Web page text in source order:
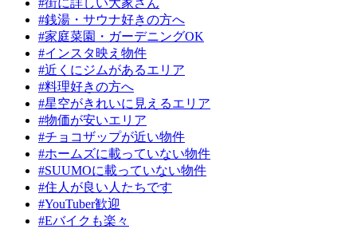
#街に詳しい大家さん
#銭湯・サウナ好きの方へ
#家庭菜園・ガーデニングOK
#インスタ映え物件
#近くにジムがあるエリア
#料理好きの方へ
#星空がきれいに見えるエリア
#物価が安いエリア
#チョコザップが近い物件
#ホームズに載っていない物件
#SUUMOに載っていない物件
#住人が良い人たちです
#YouTuber歓迎
#Eバイクも楽々